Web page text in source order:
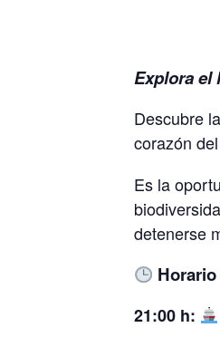
Explora el
Descubre
corazón del
Es la
detenerse
21:00 h: